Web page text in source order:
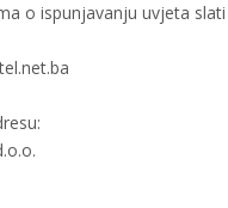
o ispunjavanju uvjeta